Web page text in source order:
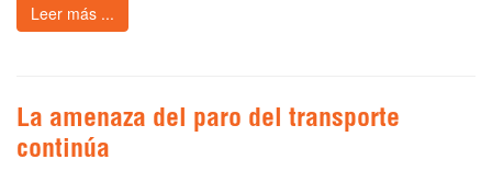
Leer más ...
La amenaza del paro del transporte
continúa